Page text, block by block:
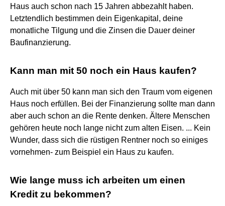
Haus auch schon nach 15 Jahren abbezahlt haben.
Letztendlich bestimmen dein Eigenkapital, deine
monatliche Tilgung und die Zinsen die Dauer deiner
Baufinanzierung.
Kann man mit 50 noch ein Haus kaufen?
Auch mit über 50 kann man sich den Traum vom eigenen
Haus noch erfüllen. Bei der Finanzierung sollte man dann
aber auch schon an die Rente denken. Ältere Menschen
gehören heute noch lange nicht zum alten Eisen. ... Kein
Wunder, dass sich die rüstigen Rentner noch so einiges
vornehmen- zum Beispiel ein Haus zu kaufen.
Wie lange muss ich arbeiten um einen
Kredit zu bekommen?